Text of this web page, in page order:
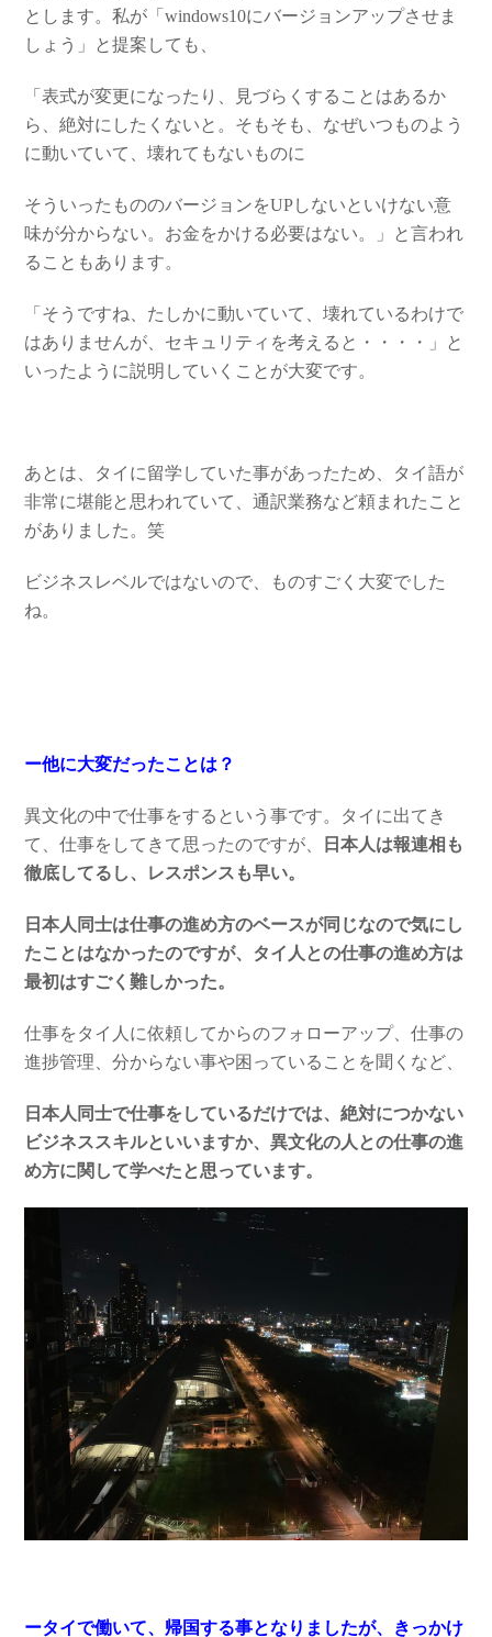
とします。私が「windows10にバージョンアップさせま
しょう」と提案しても、
「表式が変更になったり、見づらくすることはあるか
ら、絶対にしたくないと。そもそも、なぜいつものよう
に動いていて、壊れてもないものに
そういったもののバージョンをUPしないといけない意
味が分からない。お金をかける必要はない。」と言われ
ることもあります。
「そうですね、たしかに動いていて、壊れているわけで
はありませんが、セキュリティを考えると・・・・」と
いったように説明していくことが大変です。
あとは、タイに留学していた事があったため、タイ語が
非常に堪能と思われていて、通訳業務など頼まれたこと
がありました。笑
ビジネスレベルではないので、ものすごく大変でした
ね。
ー他に大変だったことは？
異文化の中で仕事をするという事です。タイに出てき
て、仕事をしてきて思ったのですが、
日本人は報連相も
徹底してるし、レスポンスも早い。
日本人同士は仕事の進め方のベースが同じなので気にし
たことはなかったのですが、タイ人との仕事の進め方は
最初はすごく難しかった。
仕事をタイ人に依頼してからのフォローアップ、仕事の
進捗管理、分からない事や困っていることを聞くなど、
日本人同士で仕事をしているだけでは、絶対につかない
ビジネススキルといいますか、異文化の人との仕事の進
め方に関して学べたと思っています。
ータイで働いて、帰国する事となりましたが、きっかけ